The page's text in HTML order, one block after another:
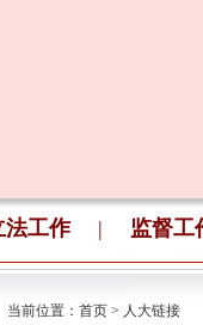
法工作 | 监督工
当前位置： 首页> 人大链接